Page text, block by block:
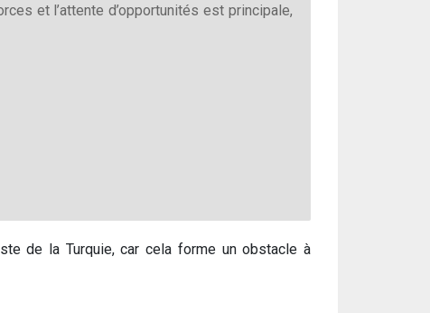
et l’attente d’opportunités est principale,
de la Turquie, car cela forme un obstacle à